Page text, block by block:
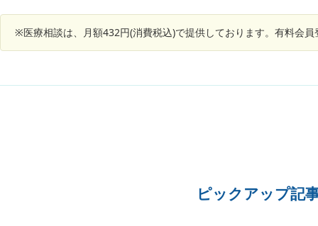
うか。
ですが
心臓が
※医療相談は、月額432円(消費税込)で提供しております。有料会
ピックアップ記